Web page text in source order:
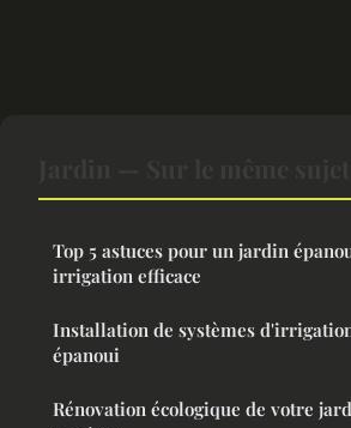
Top 5 astuces pour un jardin
irrigation efficace
Installation de systèmes
épanoui
Rénovation écologique de votre